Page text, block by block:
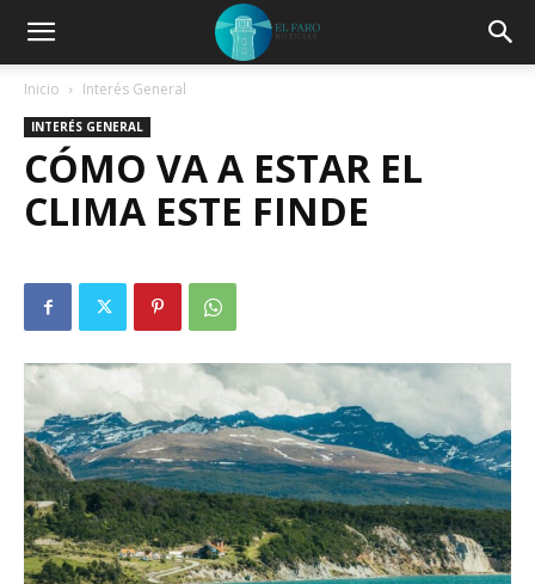
Inicio Interés General
INTERÉS GENERAL
CÓMO VA A ESTAR EL
CLIMA ESTE FINDE